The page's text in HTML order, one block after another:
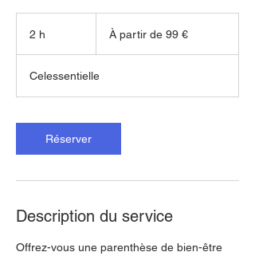
2 h
partir
euros
À partir de 99 €
Celessentielle
Réserver
Description du service
Offrez-vous une parenthèse de bien-être